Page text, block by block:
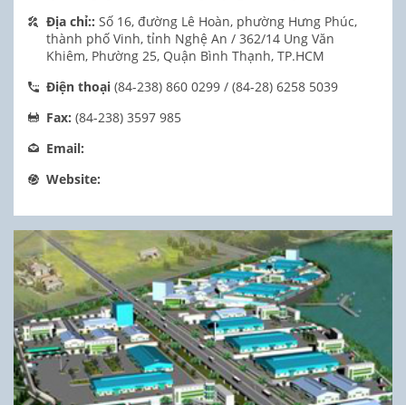
Địa chỉ:: Số 16, đường Lê Hoàn, phường Hưng Phúc,
thành phố Vinh, tỉnh Nghệ An / 362/14 Ung Văn
Khiêm, Phường 25, Quận Bình Thạnh, TP.HCM
Điện thoại (84-238) 860 0299 / (84-28) 6258 5039
Fax: (84-238) 3597 985
Email:
Website: